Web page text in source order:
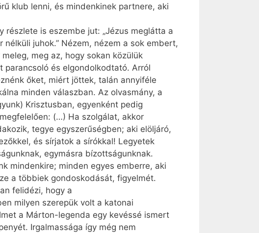
klub lenni, és mindenkinek partnere, aki
is eszembe jut: „Jézus meglátta a
juhok.” Nézem, nézem a sok embert,
meg az, hogy sokan közülük
parancsoló és elgondolkodtató. Arról
őket, miért jöttek, talán annyiféle
minden válaszban. Az olvasmány, a
Krisztusban, egyenként pedig
(…) Ha szolgálat, akkor
tegye egyszerűségben; aki elöljáró,
és sírjatok a sírókkal! Legyetek
egymásra bí­zott­sá­gunk­nak.
mindenkire; minden egyes emberre, aki
a többiek gondoskodását, figyelmét.
felidézi, hogy a
milyen szerepük volt a katonai
a Márton-legenda egy kevéssé ismert
Irgalmassága így még nem